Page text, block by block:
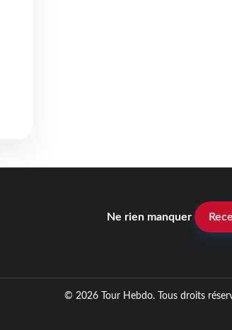
Ne rien manquer
© 2026 Tour Hebdo. Tous droits